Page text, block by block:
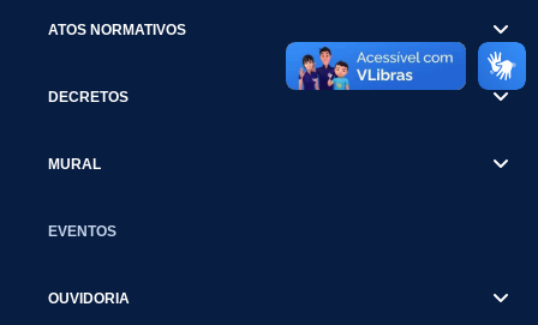
ATOS NORMATIVOS
DECRETOS
MURAL
EVENTOS
OUVIDORIA